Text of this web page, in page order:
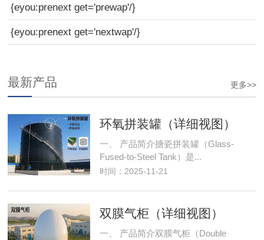
{eyou:prenext get='prewap'/}
{eyou:prenext get='nextwap'/}
更多>>
最新产品
环氧拼装罐（详细视图）
一、 产品简介搪瓷拼装罐（Glass-
Fused-to-Steel Tank）是...
时间：2025-11-21
双膜气柜（详细视图）
一、 产品简介双膜气柜（Double